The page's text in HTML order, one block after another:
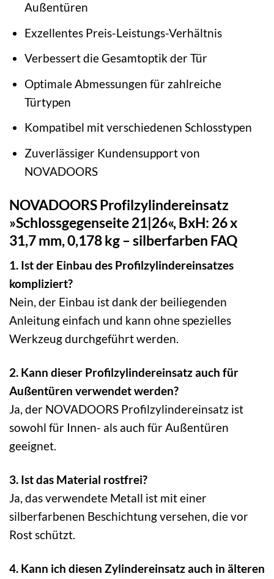
Außentüren
Exzellentes Preis-Leistungs-Verhältnis
Verbessert die Gesamtoptik der Tür
Optimale Abmessungen für zahlreiche
Türtypen
Kompatibel mit verschiedenen Schlosstypen
Zuverlässiger Kundensupport von
NOVADOORS
NOVADOORS Profilzylindereinsatz
»Schlossgegenseite 21|26«, BxH: 26 x
31,7 mm, 0,178 kg – silberfarben FAQ
1. Ist der Einbau des Profilzylindereinsatzes
kompliziert?
Nein, der Einbau ist dank der beiliegenden
Anleitung einfach und kann ohne spezielles
Werkzeug durchgeführt werden.
2. Kann dieser Profilzylindereinsatz auch für
Außentüren verwendet werden?
Ja, der NOVADOORS Profilzylindereinsatz ist
sowohl für Innen- als auch für Außentüren
geeignet.
3. Ist das Material rostfrei?
Ja, das verwendete Metall ist mit einer
silberfarbenen Beschichtung versehen, die vor
Rost schützt.
4. Kann ich diesen Zylindereinsatz auch in älteren